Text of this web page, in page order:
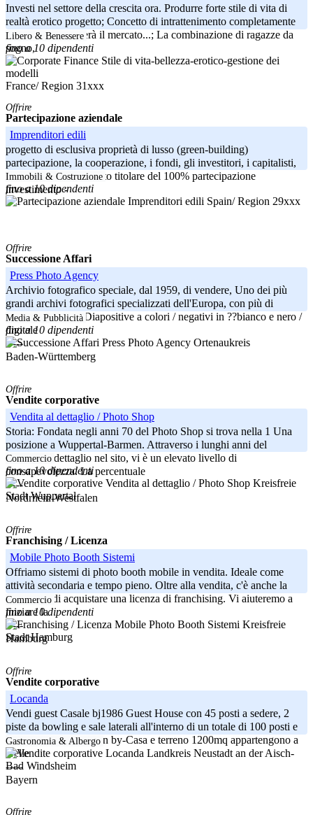
Investi nel settore della crescita ora. Produrre forte stile di vita di
realtà erotico progetto; Concetto di intrattenimento completamente
nuovo che arrotolerà il mercato...; La combinazione di ragazze da
sogno,
Libero & Benessere
fino a 10 dipendenti
France/ Region 31xxx
Offrire
Partecipazione aziendale
Imprenditori edili
progetto di esclusiva proprietà di lusso (green-building)
partecipazione, la cooperazione, i fondi, gli investitori, i capitalisti,
proprietario del progetto titolare del 100% partecipazione
investimento -
Immobili & Costruzione
fino a 10 dipendenti
Spain/ Region 29xxx
Offrire
Successione Affari
Press Photo Agency
Archivio fotografico speciale, dal 1959, di vendere, Uno dei più
grandi archivi fotografici specializzati dell'Europa, con più di
600.000 originali Diapositive a colori / negativi in ??bianco e nero /
digitale
-----
Baden-Württemberg
Media & Pubblicità
fino a 10 dipendenti
Ortenaukreis
Offrire
Vendite corporative
Vendita al dettaglio / Photo Shop
Storia: Fondata negli anni 70 del Photo Shop si trova nella 1 Una
posizione a Wuppertal-Barmen. Attraverso i lunghi anni del
negozio al dettaglio nel sito, vi è un elevato livello di
consapevolezza. La percentuale
-----
Nordrhein-Westfalen
Commercio
fino a 10 dipendenti
Kreisfreie
Stadt Wuppertal
Offrire
Franchising / Licenza
Mobile Photo Booth Sistemi
Offriamo sistemi di photo booth mobile in vendita. Ideale come
attività secondaria e tempo pieno. Oltre alla vendita, c'è anche la
possibilità di acquistare una licenza di franchising. Vi aiuteremo a
iniziare la
-----
Hamburg
Commercio
fino a 10 dipendenti
Kreisfreie
Stadt Hamburg
Offrire
Vendite corporative
Locanda
Vendi guest Casale bj1986 Guest House con 45 posti a sedere, 2
piste da bowling e sale laterali all'interno di un totale di 100 posti e
30-40 sulla terrazza Un by-Casa e terreno 1200mq appartengono a
Nelle
-----
Bayern
Gastronomia & Albergo
Landkreis Neustadt an der Aisch-
Bad Windsheim
Offrire